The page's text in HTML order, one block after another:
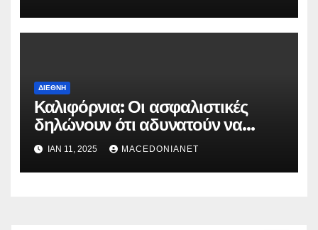
ΔΙΕΘΝΉ
Καλιφόρνια: Οι ασφαλιστικές
δηλώνουν ότι αδυνατούν να
καλύψουν τις αποζημιώσεις!
ΙΑΝ 11, 2025 MACEDONIANET